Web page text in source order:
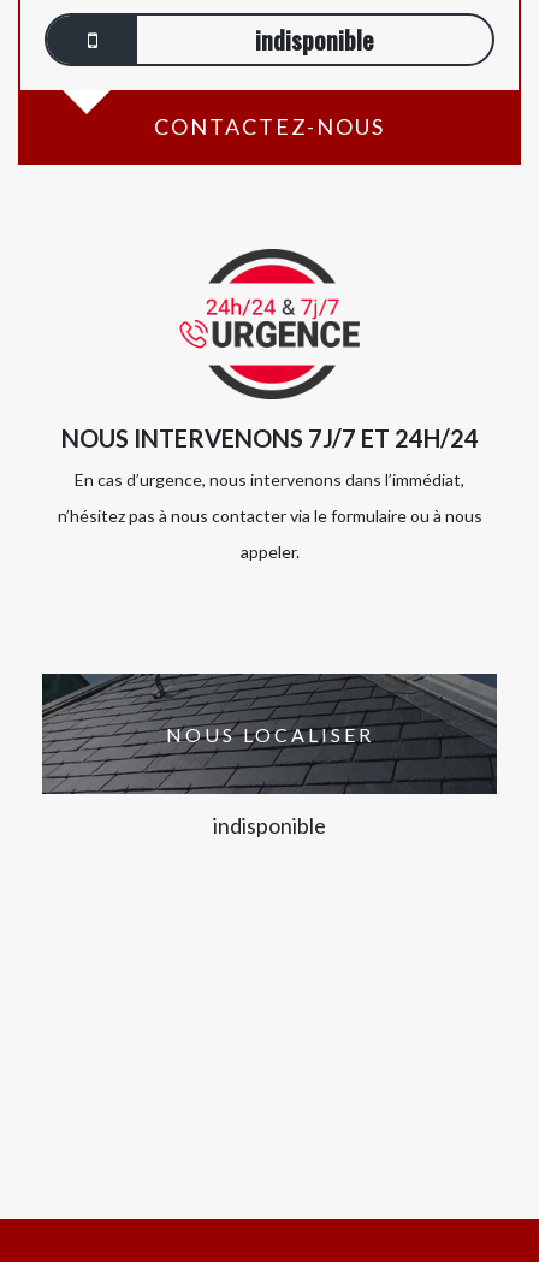
indisponible
CONTACTEZ-NOUS
NOUS INTERVENONS 7J/7 ET 24H/24
En cas d’urgence, nous intervenons dans l’immédiat,
n’hésitez pas à nous contacter via le formulaire ou à nous
appeler.
NOUS LOCALISER
indisponible